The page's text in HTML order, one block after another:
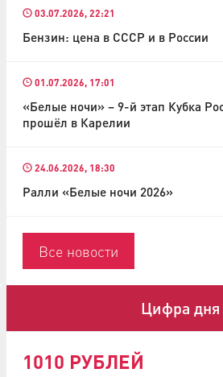
03.07.2026, 22:21
Бензин: цена в СССР и в России
01.07.2026, 17:01
«Белые ночи» – 9-й этап Кубка
прошёл в Карелии
24.06.2026, 18:30
Ралли «Белые ночи 2026»
Все новости
Цифра дня
1010 РУБЛЕЙ